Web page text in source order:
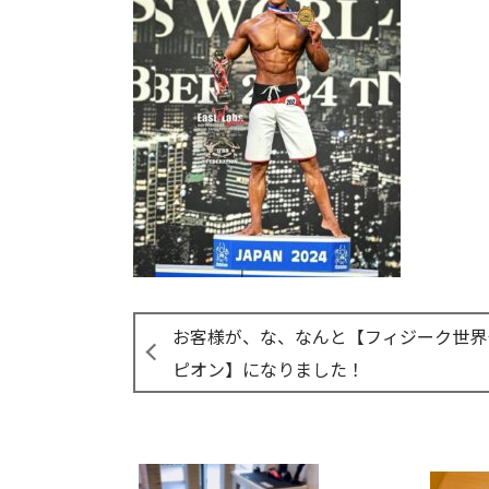
お客様が、な、なんと【フィジーク世
ピオン】になりました！